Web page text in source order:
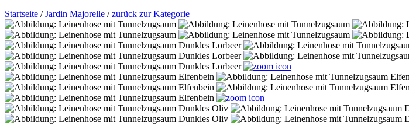
Startseite /Jardin Majorelle /zurück zur Kategorie